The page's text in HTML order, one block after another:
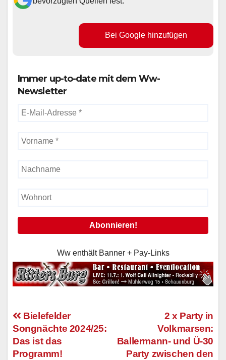
Bei Google hinzufügen
Immer up-to-date mit dem Ww-
Newsletter
Ww enthält Banner + Pay-Links
Beitragsnavigation
2 x Party in
Volkmarsen:
Ballermann- und Ü-30
Party zwischen den
Bielefelder
Songnächte 2024/25:
Das ist das
Programm!